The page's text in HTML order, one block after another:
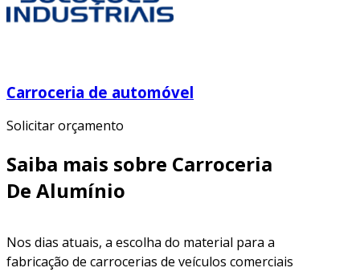
Carroceria de automóvel
Solicitar orçamento
Saiba mais sobre Carroceria
De Alumínio
Nos dias atuais, a escolha do material para a
fabricação de carrocerias de veículos comerciais